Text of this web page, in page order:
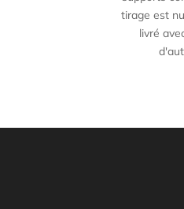
tirage est
livré